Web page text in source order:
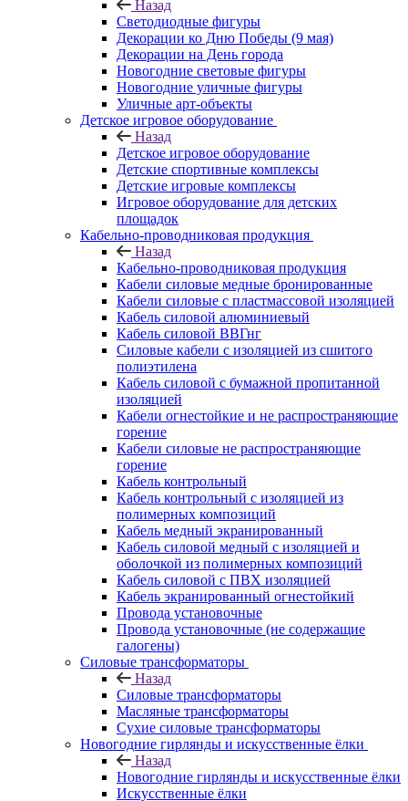
Назад
Светодиодные фигуры
Декорации ко Дню Победы (9 мая)
Декорации на День города
Новогодние световые фигуры
Новогодние уличные фигуры
Уличные арт-объекты
Детское игровое оборудование
Назад
Детское игровое оборудование
Детские спортивные комплексы
Детские игровые комплексы
Игровое оборудование для детских
площадок
Кабельно-проводниковая продукция
Назад
Кабельно-проводниковая продукция
Кабели силовые медные бронированные
Кабели силовые с пластмассовой изоляцией
Кабель силовой алюминиевый
Кабель силовой ВВГнг
Силовые кабели с изоляцией из сшитого
полиэтилена
Кабель силовой с бумажной пропитанной
изоляцией
Кабели огнестойкие и не распространяющие
горение
Кабели силовые не распространяющие
горение
Кабель контрольный
Кабель контрольный с изоляцией из
полимерных композиций
Кабель медный экранированный
Кабель силовой медный с изоляцией и
оболочкой из полимерных композиций
Кабель силовой с ПВХ изоляцией
Кабель экранированный огнестойкий
Провода установочные
Провода установочные (не содержащие
галогены)
Силовые трансформаторы
Назад
Силовые трансформаторы
Масляные трансформаторы
Сухие силовые трансформаторы
Новогодние гирлянды и искусственные ёлки
Назад
Новогодние гирлянды и искусственные ёлки
Искусственные ёлки